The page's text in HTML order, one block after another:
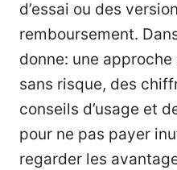
d’essai ou des
remboursement.
donne: une
sans risque, des
conseils d’usage et
pour ne pas payer
regarder les